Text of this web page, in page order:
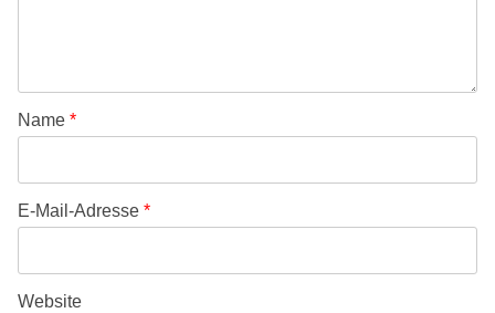
Name *
E-Mail-Adresse *
Website